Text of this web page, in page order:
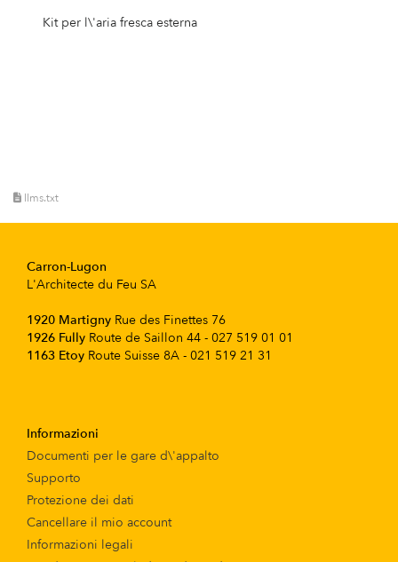
Kit per l\'aria fresca esterna
llms.txt
Carron-Lugon
L'Architecte du Feu SA
1920 Martigny Rue des Finettes 76
1926 Fully Route de Saillon 44 - 027 519 01 01
1163 Etoy Route Suisse 8A - 021 519 21 31
Informazioni
Documenti per le gare d\'appalto
Supporto
Protezione dei dati
Cancellare il mio account
Informazioni legali